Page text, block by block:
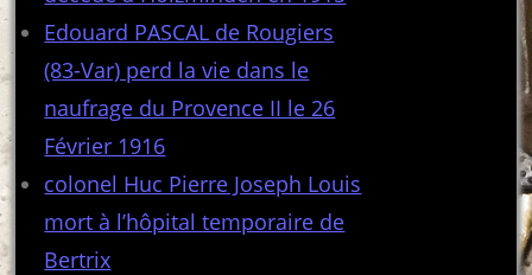
Edouard PASCAL de Rougiers
(83-Var) perd la vie dans le
naufrage du Provence II le 26
Février 1916
colonel Huc Pierre Joseph Louis
mort à l’hôpital temporaire de
Bertrix